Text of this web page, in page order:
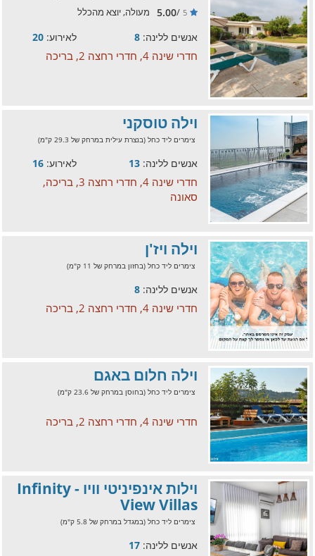
5
/
5.00 מעולה, יוצא מהכלל
אנשים ללינה: 8 לאירוע: 20
חדרי שינה 4, חדרי רחצה 2, בריכה
וילה טוסקני
צימרים ליד כחל (בנצרת עילית במרחק של 29.3 ק"מ)
אנשים ללינה: 13 לאירוע: 16
חדרי שינה 4, חדרי רחצה 3, בריכה,
סאונה
וילה ויז'ן
צימרים ליד כחל (בחזון במרחק של 11 ק"מ)
אנשים ללינה: 8
חדרי שינה 4, חדרי רחצה 2, בריכה
וילה חלום באגם
צימרים ליד כחל (בחוסן במרחק של 23.6 ק"מ)
חדרי שינה 4, חדרי רחצה 2, בריכה
וילות אינפיניטי וויו - Infinity
View Villas
צימרים ליד כחל (במגדל במרחק של 5.8 ק"מ)
אנשים ללינה: 17